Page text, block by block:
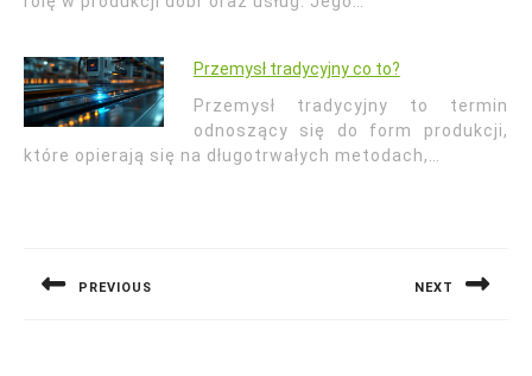
Przemysł tradycyjny co to?
Przemysł tradycyjny to termin
odnoszący się do form produkcji,
które opierają się na długotrwałych metodach,…
PREVIOUS NEXT